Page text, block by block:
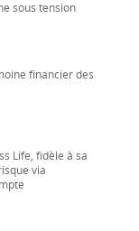
sous tension
financier des
Life, fidèle à sa
via